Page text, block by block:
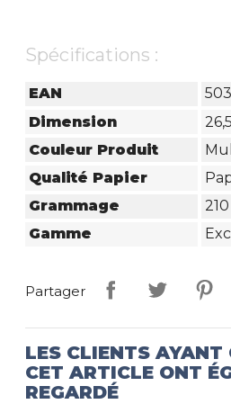
Spécifications :
EAN
Dimension
Couleur Produit
Qualité Papier
Grammage
Gamme
Partager
LES CLIENTS AYANT
CET ARTICLE ONT
REGARDÉ